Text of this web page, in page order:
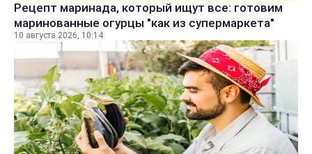
Рецепт маринада, который ищут все: готовим
маринованные огурцы "как из супермаркета"
10 августа 2026, 10:14